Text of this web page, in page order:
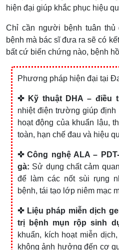
hiện đại giúp khắc phục hiệu
Chỉ cần người bệnh tuân thủ
bệnh mà bác sĩ đưa ra sẽ có
bất cứ biến chứng nào, bệnh
Phương pháp hiện đại tại
✜ Kỹ thuật DHA – điều
nhiệt điện trường giúp
hoạt động của khuẩn lậu,
toàn, hạn chế đau và hiệu
✜ Công nghệ ALA –
gà: Sử dụng chất cảm
để làm các nốt sùi rụng
bệnh, tái tạo lớp niêm mạc
✜ Liệu pháp miễn dịch
trị bệnh mụn rộp sinh
khuẩn, kích hoạt miễn
không ảnh hưởng đến cơ